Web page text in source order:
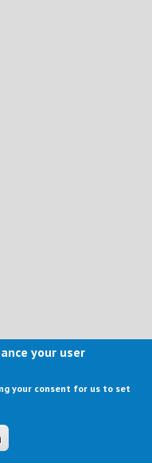
your user
your consent for us to set